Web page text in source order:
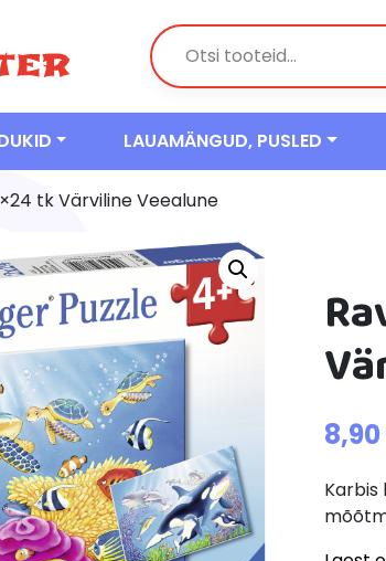
LAUAMÄNGUD, PUSLED
tk Värviline Veealune
8,90
Karbis